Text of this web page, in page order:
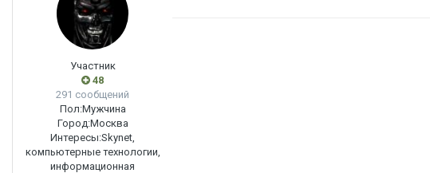
Участник
48
291 сообщений
Пол:Мужчина
Город:Москва
Интересы:Skynet,
компьютерные технологии,
информационная